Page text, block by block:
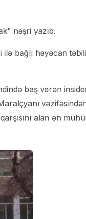
nəşri yazıb.
bağlı həyəcan
baş verən
alan ən